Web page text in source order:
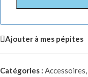
Ajouter à mes pépites
Catégories : Accessoires,